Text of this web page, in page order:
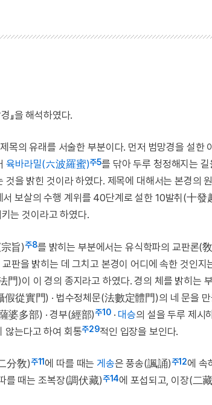
』을 해석하였다.
목의 유래를 서술한 부분이다. 먼저 범망경을 설한
육바라밀(六波羅蜜)주5를 닦아 두루 청정해지는
을 밝힌 것이라 하였다. 제목에 대해서는 본경의
서 보살의 수행 계위를 40단계로 설한 10발취(十發
는 것이라고 하였다.
宗旨)주8를 밝히는 부분에서는 유식학파의 교판론(
판을 밝히는 데 그치고 본경이 어디에 속한 것인지
)이 이 경의 종지라고 하였다. 경의 체를 밝히는
從實門) · 법수정체문(法數定體門)의 네 문을 만
婆多部) · 경부(經部)주10· 대승의 설을 두루 제시
않는다고 하여 회통주29적인 입장을 보인다.
分敎)주11에 따를 때는 게송은 풍송(諷誦)주12에 속
를 때는 조복장(調伏藏)주14에 포섭되고, 이장(二